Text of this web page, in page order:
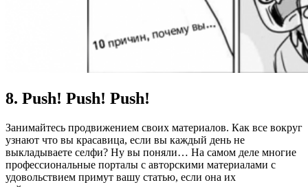
8. Push! Push! Push!
Занимайтесь продвижением своих материалов. Как все вокруг
узнают что вы красавица, если вы каждый день не
выкладываете селфи? Ну вы поняли… На самом деле многие
профессиональные порталы с авторскими материалами с
удовольствием примут вашу статью, если она их